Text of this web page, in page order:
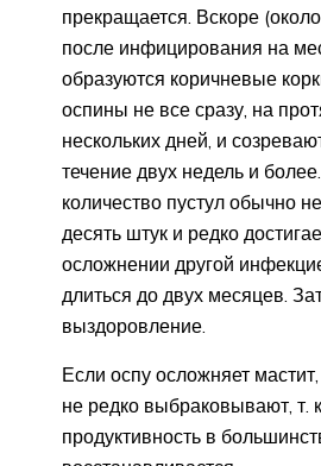
прекращается. Вскоре
после инфицирования на
образуются коричневые
оспины не все сразу, на
нескольких дней, и
течение двух недель и
количество пустул обычно
десять штук и редко
осложнении другой
длиться до двух месяцев.
выздоровление.
Если оспу осложняет мастит,
не редко выбраковывают, т.
продуктивность в